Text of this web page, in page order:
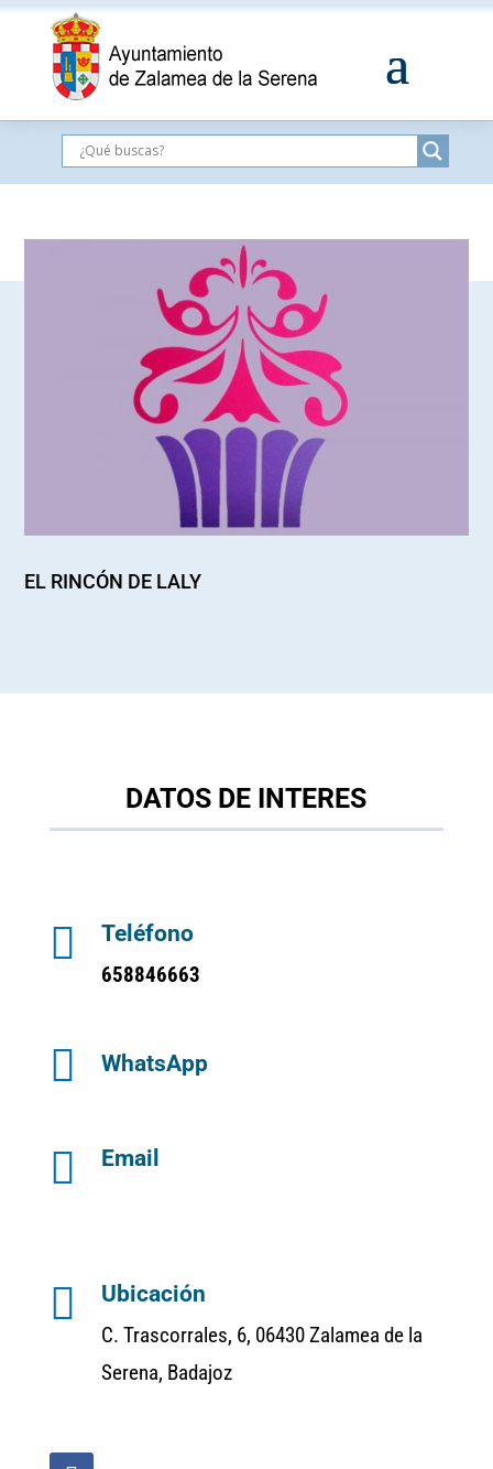
EL RINCÓN DE LALY
DATOS DE INTERES
 Teléfono
658846663
 WhatsApp
 Email
 Ubicación
C. Trascorrales, 6, 06430 Zalamea de la
Serena, Badajoz